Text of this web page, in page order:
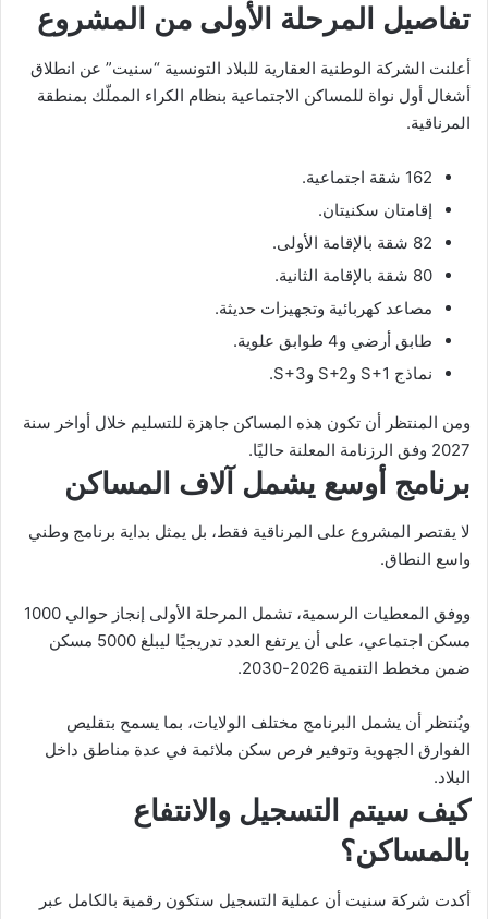
تفاصيل المرحلة الأولى من المشروع
أعلنت الشركة الوطنية العقارية للبلاد التونسية “سنيت” عن انطلاق
أشغال أول نواة للمساكن الاجتماعية بنظام الكراء المملّك بمنطقة
المرناقية.
162 شقة اجتماعية.
إقامتان سكنيتان.
82 شقة بالإقامة الأولى.
80 شقة بالإقامة الثانية.
مصاعد كهربائية وتجهيزات حديثة.
طابق أرضي و4 طوابق علوية.
نماذج S+1 وS+2 وS+3.
ومن المنتظر أن تكون هذه المساكن جاهزة للتسليم خلال أواخر سنة
2027 وفق الرزنامة المعلنة حاليًا.
برنامج أوسع يشمل آلاف المساكن
لا يقتصر المشروع على المرناقية فقط، بل يمثل بداية برنامج وطني
واسع النطاق.
ووفق المعطيات الرسمية، تشمل المرحلة الأولى إنجاز حوالي 1000
مسكن اجتماعي، على أن يرتفع العدد تدريجيًا ليبلغ 5000 مسكن
ضمن مخطط التنمية 2026-2030.
ويُنتظر أن يشمل البرنامج مختلف الولايات، بما يسمح بتقليص
الفوارق الجهوية وتوفير فرص سكن ملائمة في عدة مناطق داخل
البلاد.
كيف سيتم التسجيل والانتفاع
بالمساكن؟
أكدت شركة سنيت أن عملية التسجيل ستكون رقمية بالكامل عبر